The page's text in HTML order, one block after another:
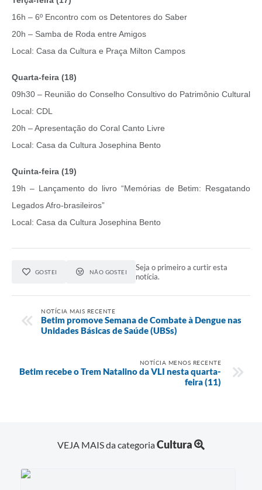
16h – 6º Encontro com os Detentores do Saber
20h – Samba de Roda entre Amigos
Local: Casa da Cultura e Praça Milton Campos
Quarta-feira (18)
09h30 – Reunião do Conselho Consultivo do Patrimônio Cultural
Local: CDL
20h – Apresentação do Coral Canto Livre
Local: Casa da Cultura Josephina Bento
Quinta-feira (19)
19h – Lançamento do livro “Memórias de Betim: Resgatando
Legados Afro-brasileiros”
Local: Casa da Cultura Josephina Bento
GOSTEI NÃO GOSTEI
Seja o primeiro a curtir esta
notícia.
NOTÍCIA MAIS RECENTE
Betim promove Semana de Combate à Dengue nas
Unidades Básicas de Saúde (UBSs)
NOTÍCIA MENOS RECENTE
Betim recebe o Trem Natalino da VLI nesta quarta-
feira (11)
VEJA MAIS da categoriaCultura